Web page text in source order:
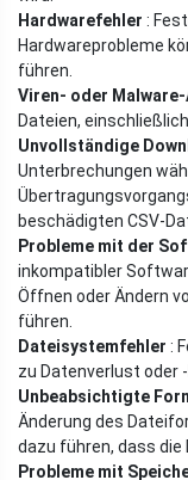
Hardwarefehler :
Hardwareprobleme
führen.
Viren- oder
Dateien,
Unvollständige
Unterbrechungen
beschädigten CSV-
Probleme mit der
inkompatibler
Öffnen oder Ändern
führen.
Dateisystemfehler :
zu Datenverlust oder
Unbeabsichtigte
Änderung des
dazu führen, dass die
Probleme mit